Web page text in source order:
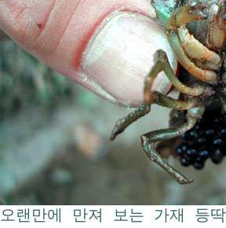
오랜만에 만져 보는 가재 등